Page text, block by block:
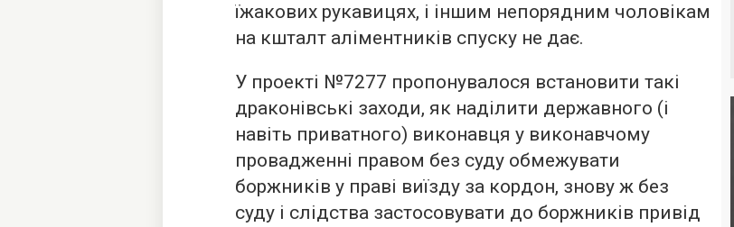
їжакових рукавицях, і іншим непорядним чоловікам
на кшталт аліментників спуску не дає.
У проекті №7277 пропонувалося встановити такі
драконівські заходи, як наділити державного (і
навіть приватного) виконавця у виконавчому
провадженні правом без суду обмежувати
боржників у праві виїзду за кордон, знову ж без
суду і слідства застосовувати до боржників привід